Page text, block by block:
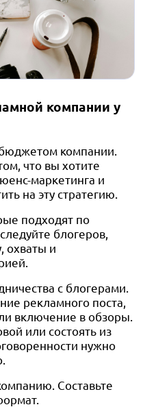
компании у
компании.
что вы хотите
маркетинга и
на эту стратегию.
подходят по
блогеров,
охваты и
с блогерами.
рекламного поста,
включение в обзоры.
или состоять из
нужно
Составьте